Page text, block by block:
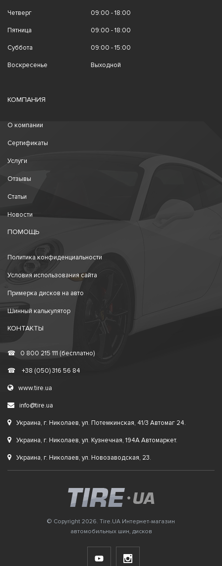
Четверг 09:00 - 18:00
Пятница 09:00 - 18:00
Суббота 09:00 - 15:00
Воскресенье Выходной
КОМПАНИЯ
О компании
Сертификаты
Услуги
Отзывы
Статьи
Новости
ПОМОЩЬ
Политика конфиденциальности
Условия использования сайта
Примерка дисков на авто
Шинный калькулятор
КОНТАКТЫ
☎ 0 800 215 111 (бесплатно)
☎ +38 (050) 316 56 84
www.tire.ua
info@tire.ua
Украина, г. Николаев, ул. Потемкинская, 41/3 Автомаг 24.
Украина, г. Николаев, ул. Кузнечная, 194А Автомаркет.
Украина, г. Николаев, ул. Новозаводская, 23.
© Copyright 2026. Tire.UA Интернет-магазин
автомобильных шин, дисков